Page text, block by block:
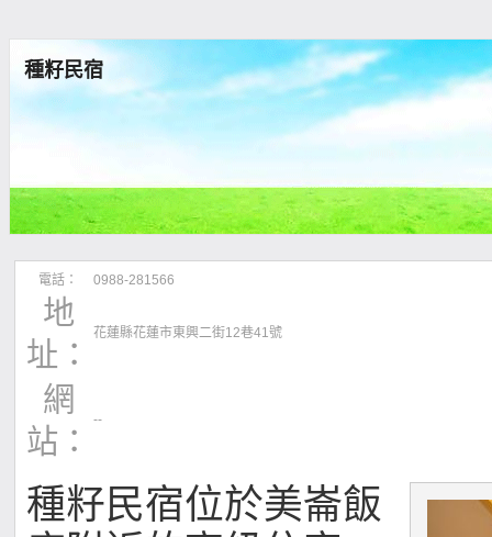
種籽民宿
電話： 0988-281566
地
址：
花蓮縣花蓮市東興二街12巷41號
網
站：
--
種籽民宿位於美崙飯